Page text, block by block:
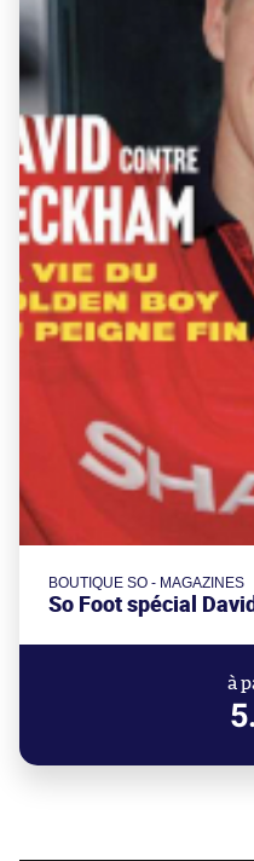
BOUTIQUE SO - MAGAZINES
So Foot spécial
à